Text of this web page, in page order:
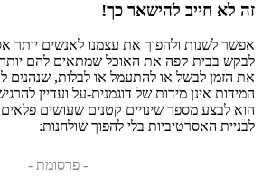
זה לא חייב להישאר כך!
אפשר לשנות ולהפוך את עצמנו לאנשים יותר
לבקש בבית קפה את האוכל שמתאים להם
את הזמן לבשל או להתעמל או לבלות, שנהנים
המידות אינן מידות של דוגמנית-על ועדיין
הוא לבצע מספר שינויים קטנים שעושים
לבניית האסרטיביות בלי להפוך שולחנות:
- פרסומת -